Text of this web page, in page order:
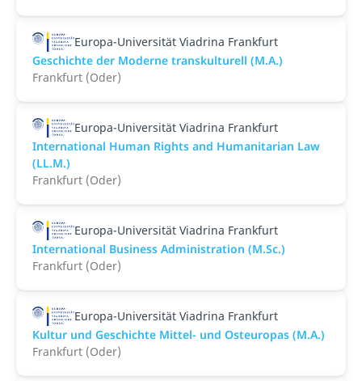
Europa-Universität Viadrina Frankfurt
Geschichte der Moderne transkulturell (M.A.)
Frankfurt (Oder)
Europa-Universität Viadrina Frankfurt
International Human Rights and Humanitarian Law
(LL.M.)
Frankfurt (Oder)
Europa-Universität Viadrina Frankfurt
International Business Administration (M.Sc.)
Frankfurt (Oder)
Europa-Universität Viadrina Frankfurt
Kultur und Geschichte Mittel- und Osteuropas (M.A.)
Frankfurt (Oder)